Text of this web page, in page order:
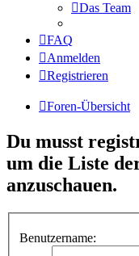
Das Team
FAQ
Anmelden
Registrieren
Foren-Übersicht
Du musst
um die Liste
anzuschauen.
Benutzername: